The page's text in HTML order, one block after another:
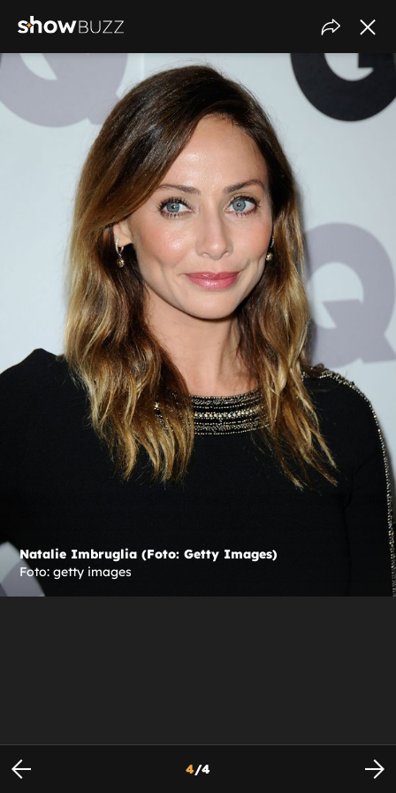
Natalie Imbruglia (Foto: Getty Images)
Foto: getty images
4/4